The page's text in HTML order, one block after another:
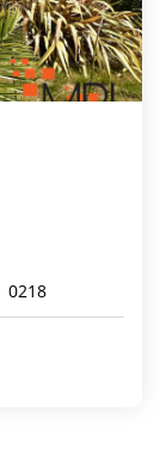
0218